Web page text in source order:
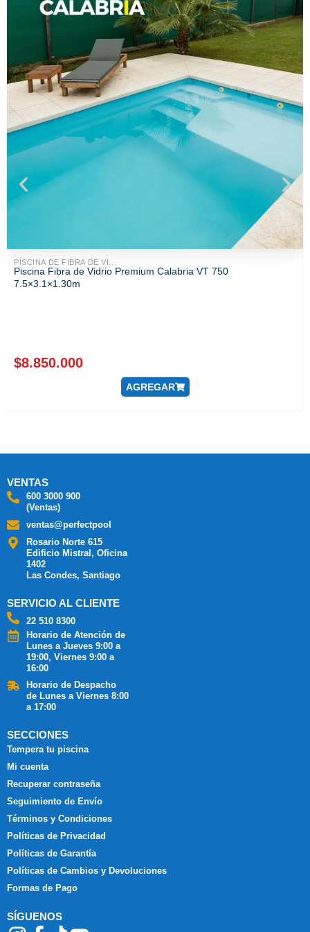
PISCINA DE FIBRA DE VI...
Piscina Fibra de Vidrio Premium Calabria VT 750
7.5×3.1×1.30m
$8.850.000
AGREGAR
VENTAS
600 3000 900
(Ventas)
ventas@perfectpool
Rosario Norte 615
Edificio Mistral, Oficina
1402
Las Condes, Santiago
SERVICIO AL CLIENTE
22 510 8300
Horario de Atención de
Lunes a Jueves 9:00 a
19:00, Viernes 9:00 a
16:00
Horario de Despacho
de Lunes a Viernes 8:00
a 17:00
SECCIONES
Tempera tu piscina
Mi cuenta
Recuperar contraseña
Seguimiento de Envío
Términos y Condiciones
Políticas de Privacidad
Políticas de Garantía
Políticas de Cambios y Devoluciones
Formas de Pago
SÍGUENOS